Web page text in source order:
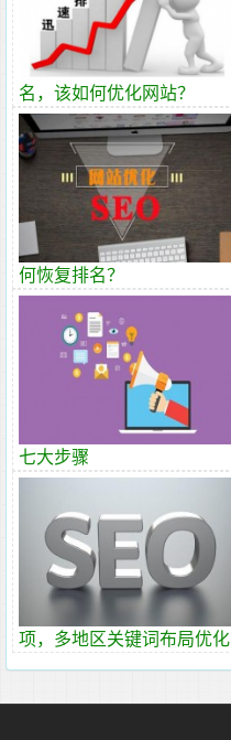
名，该如何优化网站？
何恢复排名？
七大步骤
项，多地区关键词布局优化